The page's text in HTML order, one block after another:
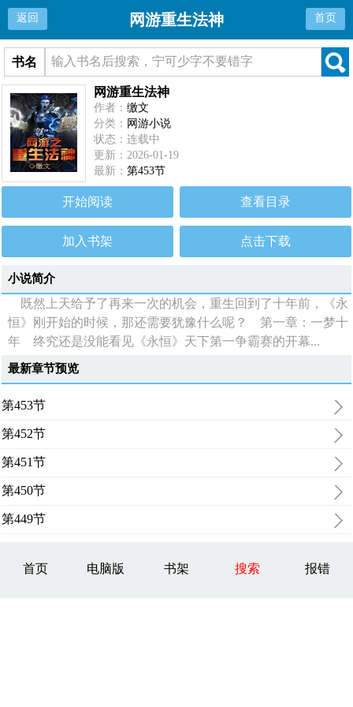
返回 网游重生法神 首页
书名
网游重生法神
作者：缴文
分类： 网游小说
状态：连载中
更新：2026-01-19
最新：第453节
开始阅读 查看目录
加入书架 点击下载
小说简介
既然上天给予了再来一次的机会，重生回到了十年前，《永
恒》刚开始的时候，那还需要犹豫什么呢？ 第一章：一梦十
年 终究还是没能看见《永恒》天下第一争霸赛的开幕...
最新章节预览
第453节
第452节
第451节
第450节
第449节
首页 电脑版 书架 搜索 报错